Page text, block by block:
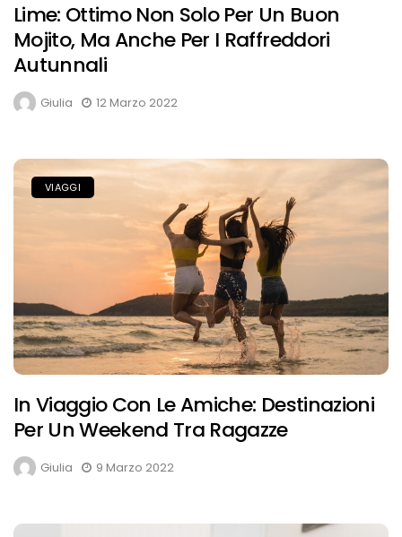
Lime: Ottimo Non Solo Per Un Buon
Mojito, Ma Anche Per I Raffreddori
Autunnali
Giulia 12 Marzo 2022
VIAGGI
In Viaggio Con Le Amiche: Destinazioni
Per Un Weekend Tra Ragazze
Giulia 9 Marzo 2022